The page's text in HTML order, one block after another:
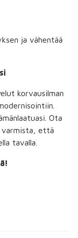
ja vähentää
korvausilman
Ota
että
tavalla.